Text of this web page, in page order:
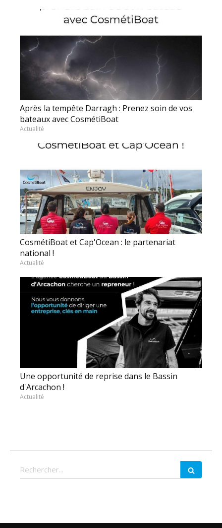
Après la tempête Darragh : Prenez soin de vos
bateaux avec CosmétiBoat
Actualité
CosmétiBoat et Cap'Ocean : le partenariat
national !
Actualité
Une opportunité de reprise dans le Bassin
d'Arcachon !
Actualité
Rechercher